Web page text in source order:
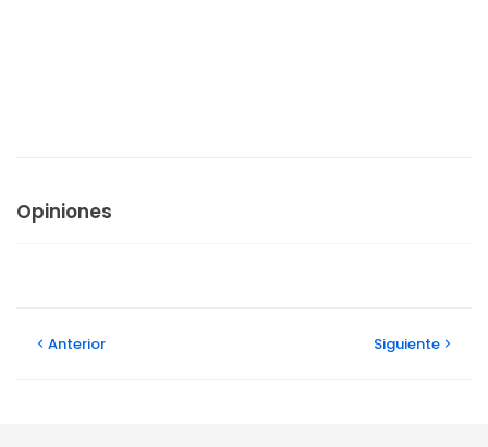
Opiniones
Anterior Siguiente